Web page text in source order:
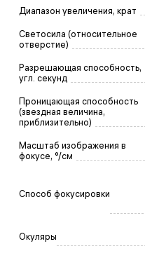
Диапазон увеличения, крат
Светосила (относительное
отверстие)
Разрешающая способность,
угл. секунд
Проницающая способность
(звездная величина,
приблизительно)
Масштаб изображения в
фокусе, °/см
Способ фокусировки
Окуляры